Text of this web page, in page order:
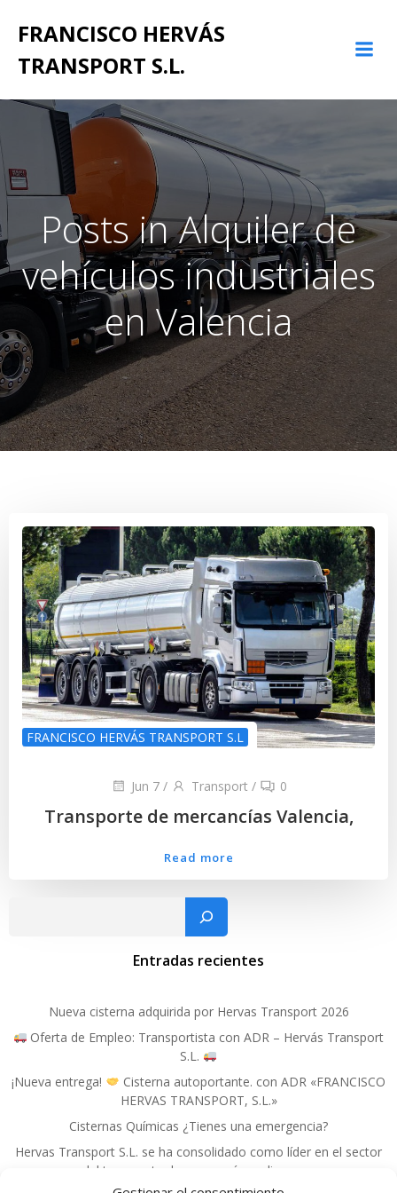
al
FRANCISCO HERVÁS
TRANSPORT S.L.
Posts in Alquiler de
vehículos industriales
en Valencia
FRANCISCO HERVÁS TRANSPORT S.L
Jun 7 / Transport / 0
Transporte de mercancías Valencia,
Read more
Entradas recientes
Nueva cisterna adquirida por Hervas Transport 2026
Oferta de Empleo: Transportista con ADR – Hervás Transport
S.L.
¡Nueva entrega!
Cisterna autoportante. con ADR «FRANCISCO
HERVAS TRANSPORT, S.L.»
Cisternas Químicas ¿Tienes una emergencia?
Hervas Transport S.L. se ha consolidado como líder en el sector
del transporte de mercancías peligrosas.